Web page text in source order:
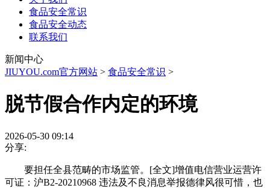
食品安全常识
食品安全动态
联系我们
新闻中心
JIUYOU.com官方网站 > 食品安全常识 >
脱节假合作内定的环境
2026-05-30 09:14
分享:
要担任全县范畴的市场监管。[全文]增值电信营业运营许
可证：沪B2-20210968 违法及不良消息举报德律风很可惜，也